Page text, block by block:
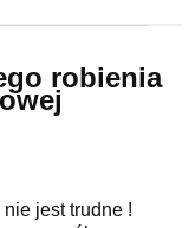
robienia
jest trudne !